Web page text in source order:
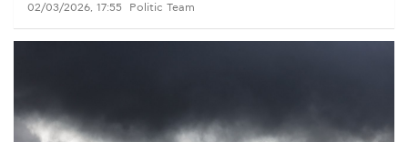
02/03/2026, 17:55 Politic Team